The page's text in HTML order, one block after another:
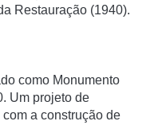
Restauração (1940).
como Monumento
Um projeto de
a construção de